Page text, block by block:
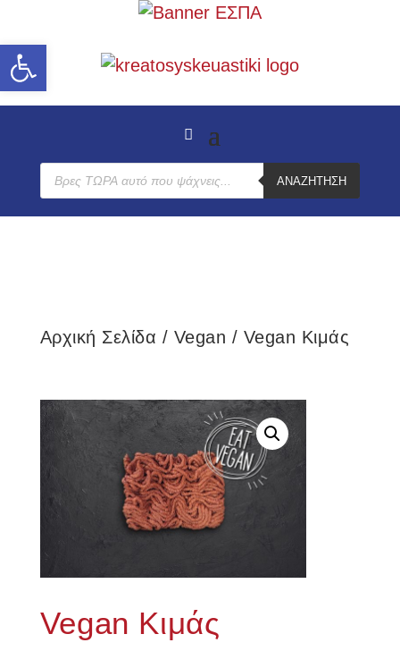
Ανοίξτε τη γραμμή εργαλείων
Products
search
ΑΝΑΖΉΤΗΣΗ
Αρχική Σελίδα / Vegan / Vegan Κιμάς
Vegan Κιμάς